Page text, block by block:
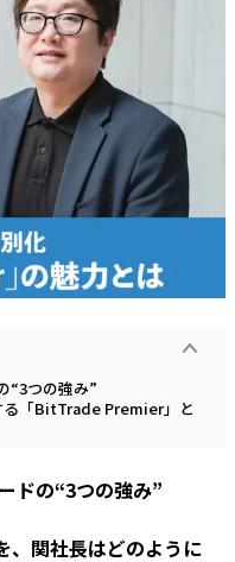
“3つの強み”
る「BitTrade Premier」と
ドの“3つの強み”
関社長はどのように